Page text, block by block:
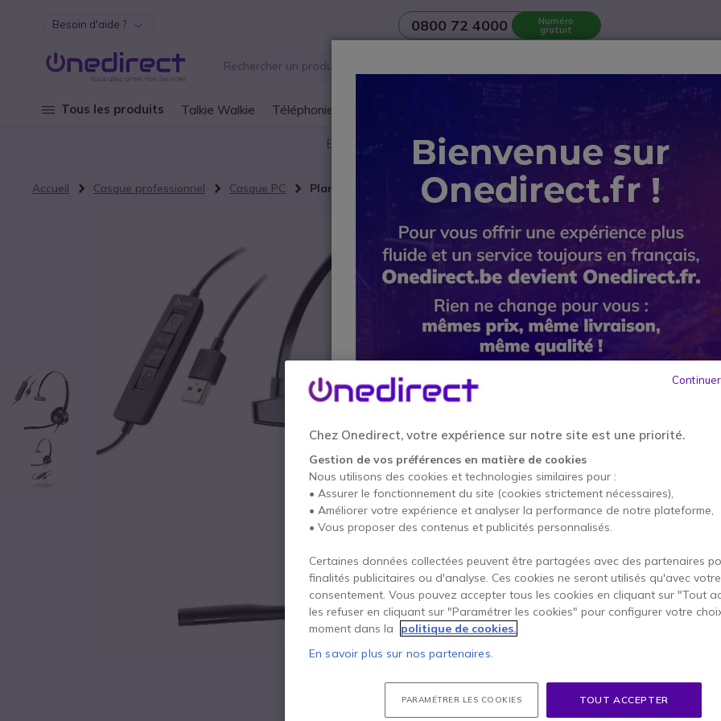
Aller au contenu
Besoin d'aide ? 0800 72 4000 Numéro
gratuit
Tous les produits Talkie Walkie Téléphonie fixe Ecrans et
Besoin d’une salle de réunion? Contactez notre Service avant-
Accueil Casque professionnel Casque PC Plantronics EncorePro 310 USB-A
A
Réf. produit: PLHW310USBA // Réf.
Casque Monaural léger
et réduction des bruits
12 produitsen stock
Payez en 4 sans frais (
Points Forts
Fonction de contrôle des
Microphoneantibruits
Chez Onedirect, votre expérience sur notre site est une priorité.
Gestion de vos préférences en matière de cookies
Nous utilisons des cookies et technologies similaires pour :
• Assurer le fonctionnement du site (cookies strictement nécessaires),
• Améliorer votre expérience et analyser la performance de notre plateforme,
• Vous proposer des contenus et publicités personnalisés.
Certaines données collectées peuvent être partagées avec des partenaires
finalités publicitaires ou d'analyse. Ces cookies ne seront utilisés qu'avec votre
consentement. Vous pouvez accepter tous les cookies en cliquant sur "Tout
les refuser en cliquant sur "Paramétrer les cookies" pour configurer votre
moment dans la
politique de cookies.
En savoir plus sur nos partenaires.
PARAMÉTRER LES COOKIES TOUT ACCEPTER